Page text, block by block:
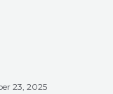
23, 2025